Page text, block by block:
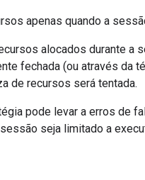
apenas quando a
alocados durante a
fechada (ou através da
de recursos será tentada.
pode levar a erros de
seja limitado a